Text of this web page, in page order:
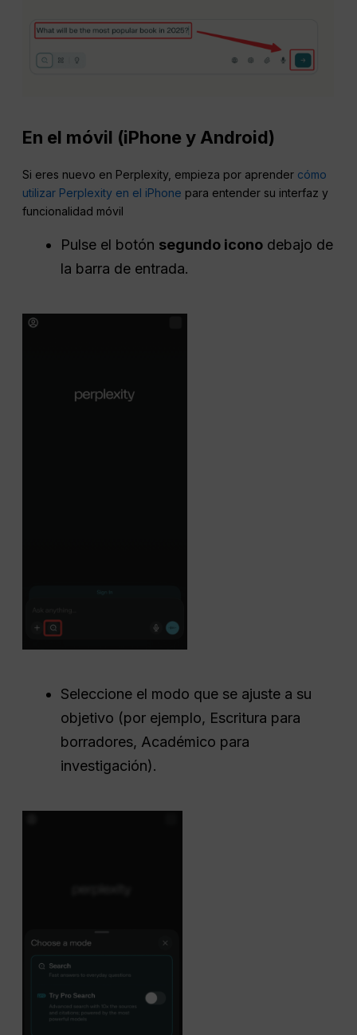
En el móvil (iPhone y Android)
Si eres nuevo en Perplexity, empieza por aprender cómo
utilizar Perplexity en el iPhone para entender su interfaz y
funcionalidad móvil
Pulse el botón segundo icono debajo de
la barra de entrada.
Seleccione el modo que se ajuste a su
objetivo (por ejemplo, Escritura para
borradores, Académico para
investigación).